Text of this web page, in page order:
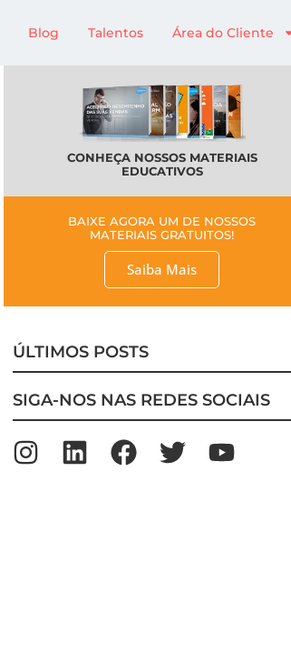
Blog Talentos Área do Cliente
CONHEÇA NOSSOS MATERIAIS
EDUCATIVOS
BAIXE AGORA UM DE NOSSOS
MATERIAIS GRATUITOS!
Saiba Mais
ÚLTIMOS POSTS
SIGA-NOS NAS REDES SOCIAIS